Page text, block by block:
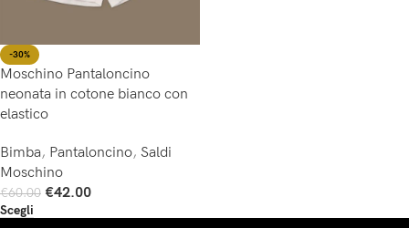
-30%
Moschino Pantaloncino
neonata in cotone bianco con
elastico
Bimba, Pantaloncino, Saldi
Moschino
€60.00 €42.00
Scegli